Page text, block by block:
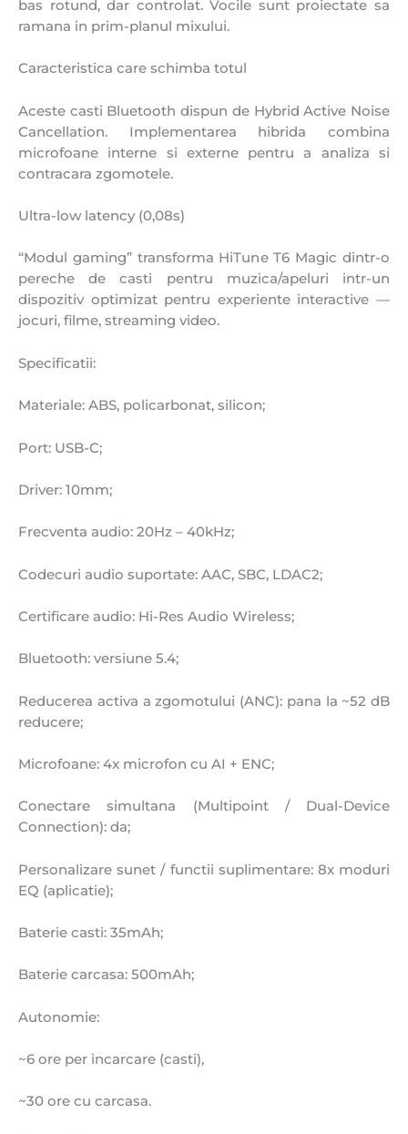
bas rotund, dar controlat. Vocile sunt proiectate sa
ramana in prim-planul mixului.
Caracteristica care schimba totul
Aceste casti Bluetooth dispun de Hybrid Active Noise
Cancellation. Implementarea hibrida combina
microfoane interne si externe pentru a analiza si
contracara zgomotele.
Ultra-low latency (0,08s)
“Modul gaming” transforma HiTune T6 Magic dintr-o
pereche de casti pentru muzica/apeluri intr-un
dispozitiv optimizat pentru experiente interactive —
jocuri, filme, streaming video.
Specificatii:
Materiale: ABS, policarbonat, silicon;
Port: USB-C;
Driver: 10mm;
Frecventa audio: 20Hz – 40kHz;
Codecuri audio suportate: AAC, SBC, LDAC2;
Certificare audio: Hi-Res Audio Wireless;
Bluetooth: versiune 5.4;
Reducerea activa a zgomotului (ANC): pana la ~52 dB
reducere;
Microfoane: 4x microfon cu AI + ENC;
Conectare simultana (Multipoint / Dual-Device
Connection): da;
Personalizare sunet / functii suplimentare: 8x moduri
EQ (aplicatie);
Baterie casti: 35mAh;
Baterie carcasa: 500mAh;
Autonomie:
~6 ore per incarcare (casti),
~30 ore cu carcasa.